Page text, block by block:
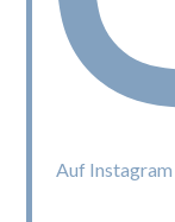
Auf